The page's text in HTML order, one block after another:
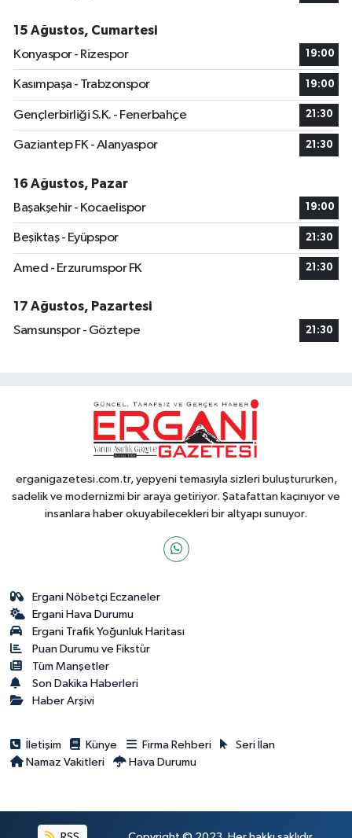
15 Ağustos, Cumartesi
Konyaspor - Rizespor
19:00
Kasımpaşa - Trabzonspor 19:00
Gençlerbirliği S.K. - Fenerbahçe 21:30
Gaziantep FK - Alanyaspor 21:30
16 Ağustos, Pazar
Başakşehir - Kocaelispor
19:00
Beşiktaş - Eyüpspor 21:30
Amed - Erzurumspor FK 21:30
17 Ağustos, Pazartesi
Samsunspor - Göztepe
21:30
erganigazetesi.com.tr, yepyeni temasıyla sizleri buluştururken,
sadelik ve modernizmi bir araya getiriyor. Şatafattan kaçınıyor ve
insanlara haber okuyabilecekleri bir altyapı sunuyor.
Ergani Nöbetçi Eczaneler
Ergani Hava Durumu
Ergani Trafik Yoğunluk Haritası
Puan Durumu ve Fikstür
Tüm Manşetler
Son Dakika Haberleri
Haber Arşivi
İletişim Künye Firma Rehberi
Seri İlan
Namaz Vakitleri
Hava Durumu